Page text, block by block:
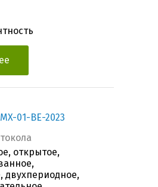
01-BE-2023
открытое,
двухпериодное,